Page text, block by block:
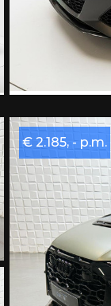
€ 2.185, - p.m.